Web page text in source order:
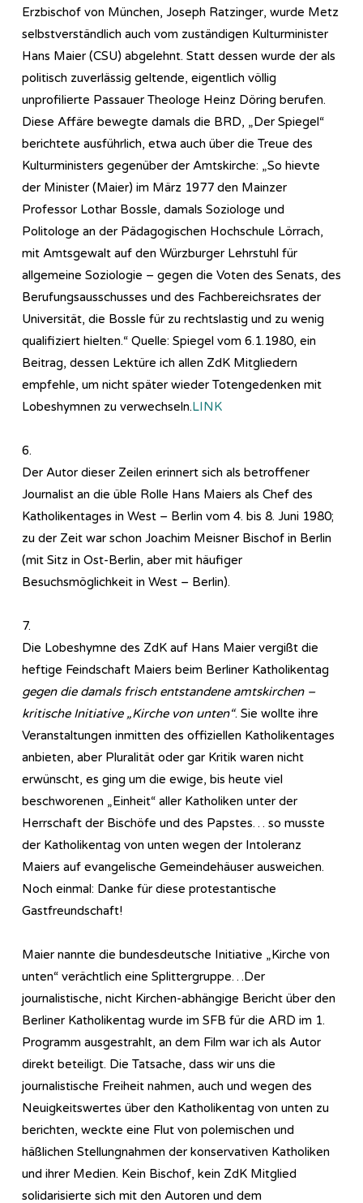
Erzbischof von München, Joseph Ratzinger, wurde Metz
selbstverständlich auch vom zuständigen Kulturminister
Hans Maier (CSU) abgelehnt. Statt dessen wurde der als
politisch zuverlässig geltende, eigentlich völlig
unprofilierte Passauer Theologe Heinz Döring berufen.
Diese Affäre bewegte damals die BRD, „Der Spiegel“
berichtete ausführlich, etwa auch über die Treue des
Kulturministers gegenüber der Amtskirche: „So hievte
der Minister (Maier) im März 1977 den Mainzer
Professor Lothar Bossle, damals Soziologe und
Politologe an der Pädagogischen Hochschule Lörrach,
mit Amtsgewalt auf den Würzburger Lehrstuhl für
allgemeine Soziologie – gegen die Voten des Senats, des
Berufungsausschusses und des Fachbereichsrates der
Universität, die Bossle für zu rechtslastig und zu wenig
qualifiziert hielten.“ Quelle: Spiegel vom 6.1.1980, ein
Beitrag, dessen Lektüre ich allen ZdK Mitgliedern
empfehle, um nicht später wieder Totengedenken mit
Lobeshymnen zu verwechseln.LINK
6.
Der Autor dieser Zeilen erinnert sich als betroffener
Journalist an die üble Rolle Hans Maiers als Chef des
Katholikentages in West – Berlin vom 4. bis 8. Juni 1980;
zu der Zeit war schon Joachim Meisner Bischof in Berlin
(mit Sitz in Ost-Berlin, aber mit häufiger
Besuchsmöglichkeit in West – Berlin).
7.
Die Lobeshymne des ZdK auf Hans Maier vergißt die
heftige Feindschaft Maiers beim Berliner Katholikentag
gegen die damals frisch entstandene amtskirchen –
kritische Initiative „Kirche von unten“. Sie wollte ihre
Veranstaltungen inmitten des offiziellen Katholikentages
anbieten, aber Pluralität oder gar Kritik waren nicht
erwünscht, es ging um die ewige, bis heute viel
beschworenen „Einheit“ aller Katholiken unter der
Herrschaft der Bischöfe und des Papstes… so musste
der Katholikentag von unten wegen der Intoleranz
Maiers auf evangelische Gemeindehäuser ausweichen.
Noch einmal: Danke für diese protestantische
Gastfreundschaft!
Maier nannte die bundesdeutsche Initiative „Kirche von
unten“ verächtlich eine Splittergruppe…Der
journalistische, nicht Kirchen-abhängige Bericht über den
Berliner Katholikentag wurde im SFB für die ARD im 1.
Programm ausgestrahlt, an dem Film war ich als Autor
direkt beteiligt. Die Tatsache, dass wir uns die
journalistische Freiheit nahmen, auch und wegen des
Neuigkeitswertes über den Katholikentag von unten zu
berichten, weckte eine Flut von polemischen und
häßlichen Stellungnahmen der konservativen Katholiken
und ihrer Medien. Kein Bischof, kein ZdK Mitglied
solidarisierte sich mit den Autoren und dem